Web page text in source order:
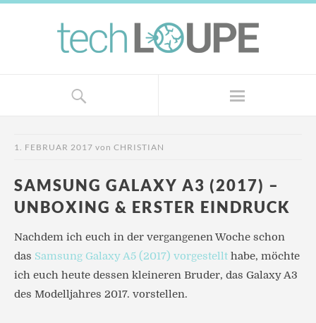
1. FEBRUAR 2017 von CHRISTIAN
SAMSUNG GALAXY A3 (2017) –
UNBOXING & ERSTER EINDRUCK
Nachdem ich euch in der vergangenen Woche schon
das Samsung Galaxy A5 (2017) vorgestellt habe, möchte
ich euch heute dessen kleineren Bruder, das Galaxy A3
des Modelljahres 2017. vorstellen.